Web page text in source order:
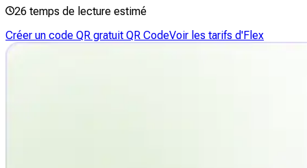
26 temps de lecture estimé
Créer un code QR gratuit QR CodeVoir les tarifs d'Flex